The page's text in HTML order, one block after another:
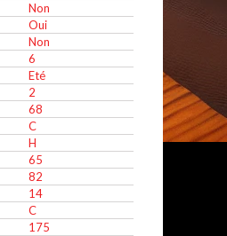
Non
Oui
Non
6
Eté
2
68
C
H
65
82
14
C
175